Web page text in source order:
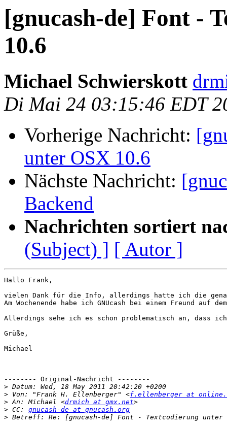
[gnucash-de] Font -
10.6
Michael Schwierskott
Di Mai 24 03:15:46 EDT
Vorherige Nachricht:
unter OSX 10.6
Nächste Nachricht:
Backend
Nachrichten sortiert
(Subject) ] [ Autor ]
Hallo Frank,
vielen Dank für die Info, allerdings hatte ich die
Am Wochenende habe ich GNUcash bei einem Freund
Allerdings sehe ich es schon problematisch an, dass
Grüße,
Michael
-------- Original-Nachricht --------
>
> Von: "Frank H. Ellenberger" <f.ellenberger at
> An: Michael <drmich at gmx.net
> CC: gnucash-de at gnucash.org
>